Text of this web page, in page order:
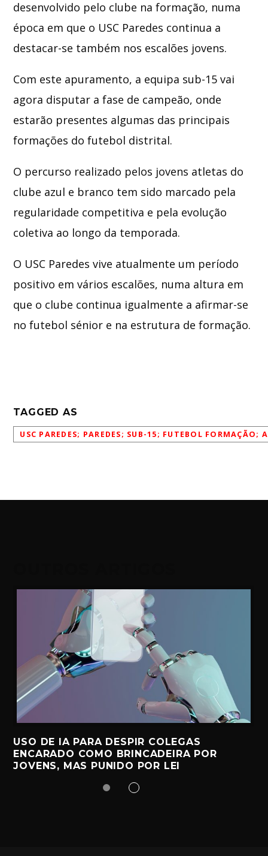
desenvolvido pelo clube na formação, numa
época em que o USC Paredes continua a
destacar-se também nos escalões jovens.
Com este apuramento, a equipa sub-15 vai
agora disputar a fase de campeão, onde
estarão presentes algumas das principais
formações do futebol distrital.
O percurso realizado pelos jovens atletas do
clube azul e branco tem sido marcado pela
regularidade competitiva e pela evolução
coletiva ao longo da temporada.
O USC Paredes vive atualmente um período
positivo em vários escalões, numa altura em
que o clube continua igualmente a afirmar-se
no futebol sénior e na estrutura de formação.
TAGGED AS
USC PAREDES; PAREDES; SUB-15; FUTEBOL
USO DE IA PARA DESPIR COLEGAS
ENCARADO COMO BRINCADEIRA POR
JOVENS, MAS PUNIDO POR LEI